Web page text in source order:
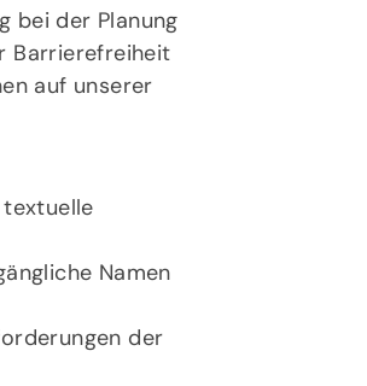
bei der Planung
Barrierefreiheit
auf unserer
Namen
der